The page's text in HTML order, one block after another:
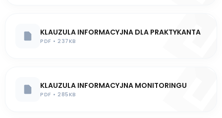
KLAUZULA INFORMACYJNA DLA PRAKTYKANTA
PDF • 237KB
KLAUZULA INFORMACYJNA MONITORINGU
PDF • 285KB